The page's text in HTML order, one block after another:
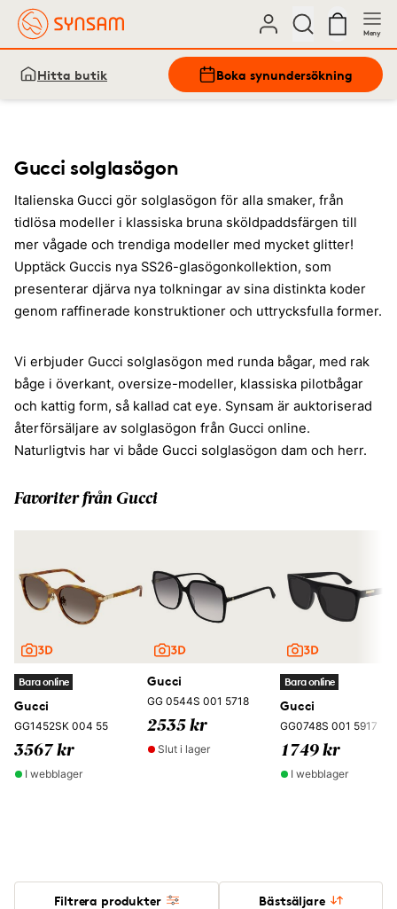
Meny
Hitta butik Boka synundersökning
Gucci solglasögon
Italienska Gucci gör solglasögon för alla smaker, från
tidlösa modeller i klassiska bruna sköldpaddsfärgen till
mer vågade och trendiga modeller med mycket glitter!
Upptäck Guccis nya SS26-glasögonkollektion, som
presenterar djärva nya tolkningar av sina distinkta koder
genom raffinerade konstruktioner och uttrycksfulla former.
Vi erbjuder Gucci solglasögon med runda bågar, med rak
båge i överkant, oversize-modeller, klassiska pilotbågar
och kattig form, så kallad cat eye. Synsam är auktoriserad
återförsäljare av solglasögon från Gucci online.
Naturligtvis har vi både Gucci solglasögon dam och herr.
Favoriter från Gucci
Bara online
Gucci
GG1452SK 004 55
3567 kr
I webblager
Gucci
GG 0544S 001 5718
2535 kr
Slut i lager
Bara online
Gucci
GG0748S 001 5917
1749 kr
I webblager
Filtrera produkter Bästsäljare